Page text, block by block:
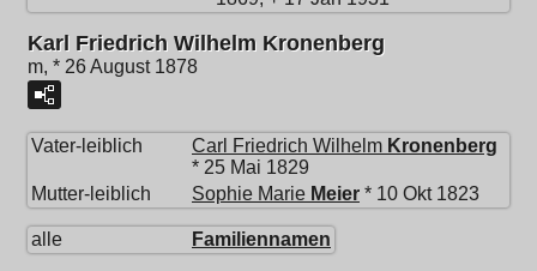
Karl Friedrich Wilhelm Kronenberg
m, * 26 August 1878
Vater-leiblich Carl Friedrich Wilhelm Kronenberg
* 25 Mai 1829
Mutter-leiblich
Sophie Marie Meier * 10 Okt 1823
alle Familiennamen